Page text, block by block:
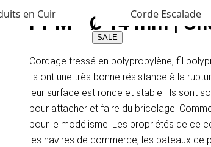
en Cuir Corde Escalade
SALE
PPM - Ø 14 mm |
Cordage tressé en polypropylène, fil
ils ont une très bonne résistance à la
leur surface est ronde et stable. Ils sont
pour attacher et faire du bricolage.
pour le modélisme. Les propriétés de ce
les navires de commerce, les bateaux de